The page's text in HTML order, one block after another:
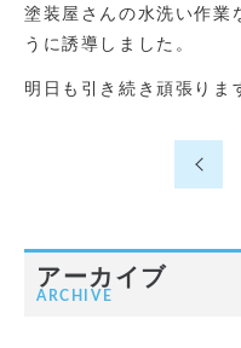
塗装屋さんの水洗い作業
うに誘導しました。
明日も引き続き頑張りま
アーカイブ
ARCHIVE